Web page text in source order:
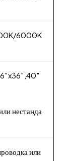
6000K
нестанда
или